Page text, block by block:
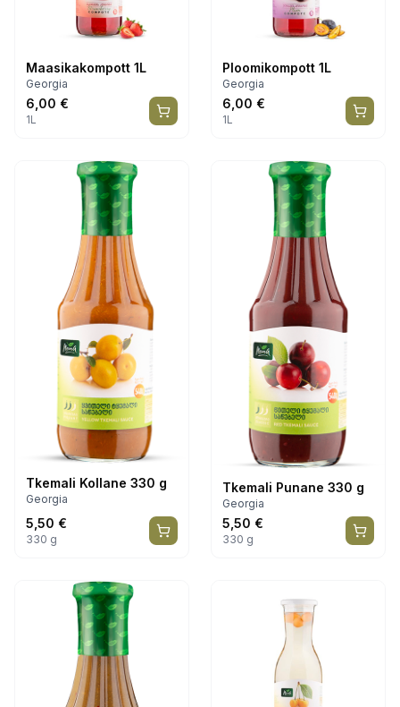
Maasikakompott 1L
Georgia
6,00 €
1L
Ploomikompott 1L
Georgia
6,00 €
1L
Tkemali Kollane 330 g
Georgia
5,50 €
330 g
Tkemali Punane 330 g
Georgia
5,50 €
330 g